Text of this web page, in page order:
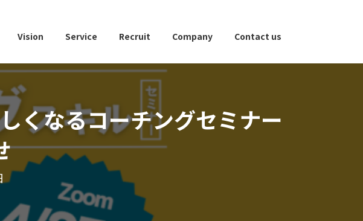
Vision Service Recruit Company Contact us
くなるコーチングセミナー